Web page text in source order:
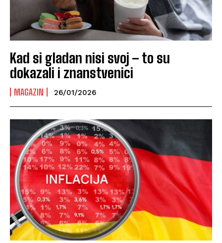
Kad si gladan nisi svoj – to su
dokazali i znanstvenici
MAGAZIN 26/01/2026